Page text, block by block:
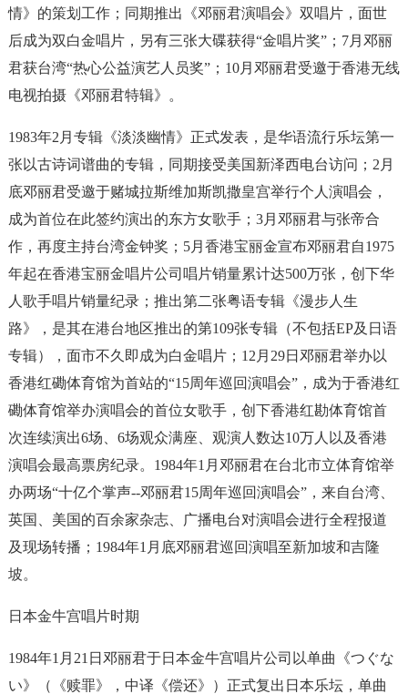
情》的策划工作；同期推出《邓丽君演唱会》双唱片，面世
后成为双白金唱片，另有三张大碟获得“金唱片奖”；7月邓丽
君获台湾“热心公益演艺人员奖”；10月邓丽君受邀于香港无线
电视拍摄《邓丽君特辑》。
1983年2月专辑《淡淡幽情》正式发表，是华语流行乐坛第一
张以古诗词谱曲的专辑，同期接受美国新泽西电台访问；2月
底邓丽君受邀于赌城拉斯维加斯凯撒皇宫举行个人演唱会，
成为首位在此签约演出的东方女歌手；3月邓丽君与张帝合
作，再度主持台湾金钟奖；5月香港宝丽金宣布邓丽君自1975
年起在香港宝丽金唱片公司唱片销量累计达500万张，创下华
人歌手唱片销量纪录；推出第二张粤语专辑《漫步人生
路》，是其在港台地区推出的第109张专辑（不包括EP及日语
专辑），面市不久即成为白金唱片；12月29日邓丽君举办以
香港红磡体育馆为首站的“15周年巡回演唱会”，成为于香港红
磡体育馆举办演唱会的首位女歌手，创下香港红勘体育馆首
次连续演出6场、6场观众满座、观演人数达10万人以及香港
演唱会最高票房纪录。1984年1月邓丽君在台北市立体育馆举
办两场“十亿个掌声--邓丽君15周年巡回演唱会”，来自台湾、
英国、美国的百余家杂志、广播电台对演唱会进行全程报道
及现场转播；1984年1月底邓丽君巡回演唱至新加坡和吉隆
坡。
日本金牛宫唱片时期
1984年1月21日邓丽君于日本金牛宫唱片公司以单曲《つぐな
い》（《赎罪》，中译《偿还》）正式复出日本乐坛，单曲